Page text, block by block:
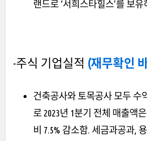
랜드로 ‘서희스타힐스’를 보유
-주식 기업실적 (재무확인
건축공사와 토목공사 모두 수
로 2023년 1분기 전체 매출액
비 7.5% 감소함. 세금과공과,